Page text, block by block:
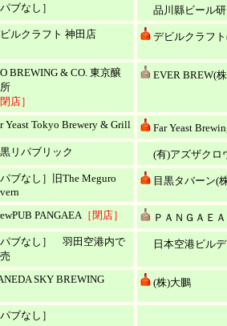
パブなし］
品川縣ビール
ルクラフト 神田店 デビルクラフ
BREWING & CO. 東京醸
閉店］
EVER BREW(
Yeast Tokyo Brewery & Grill
Far Yeast
リパブリック
(有)アズザクロ
パブなし］旧The Meguro
目黒タバーン(
PANGAEA ［閉店］
ＰＡＮＧＡＥＡ
パブなし］ 羽田空港内で
日本空港ビル
SKY BREWING (株)大鵬
パブなし］